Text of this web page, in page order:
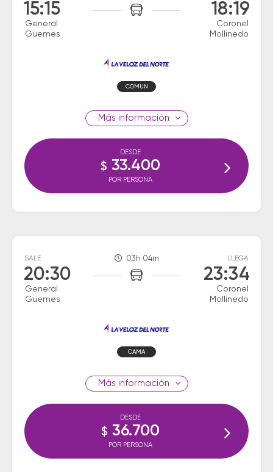
15:15
General
Guemes
18:19
Coronel
Mollinedo
COMUN
información
DESDE
$ 33.400
POR PERSONA
SALE
20:30
General
Guemes
03h 04m LLEGA
23:34
Coronel
Mollinedo
CAMA
información
DESDE
$ 36.700
POR PERSONA